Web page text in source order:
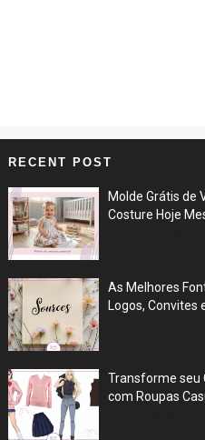
RECENT POST
Molde Grátis de
Costure Hoje
As Melhores
Logos, Convites
Transforme seu
com Roupas